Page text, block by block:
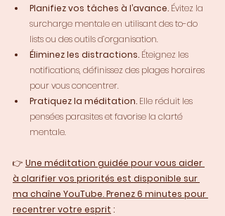
Planifiez vos tâches à l’avance. Évitez la
surcharge mentale en utilisant des to-do
lists ou des outils d’organisation.
Éliminez les distractions. Éteignez les
notifications, définissez des plages horaires
pour vous concentrer.
Pratiquez la méditation. Elle réduit les
pensées parasites et favorise la clarté
mentale.
👉 Une méditation guidée pour vous aider
à clarifier vos priorités est disponible sur
ma chaîne YouTube. Prenez 6 minutes pour
recentrer votre esprit :